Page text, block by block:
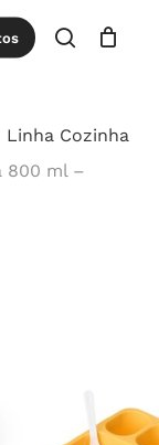
procurar
Close
Linha Cozinha
800 ml –